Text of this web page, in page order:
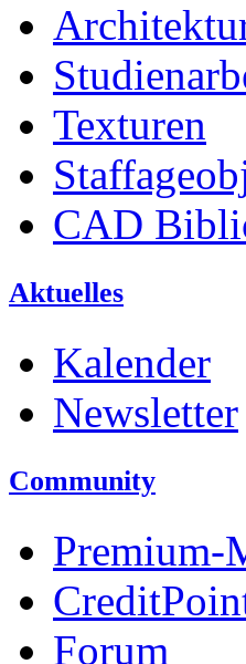
Texturen
CAD
Aktuelles
Kalender
Newsletter
Community
Premium-
Forum